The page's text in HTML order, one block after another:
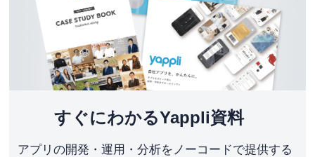
アプリの開発・運用・分析をノーコードで提供する
すぐにわかるYappli資料